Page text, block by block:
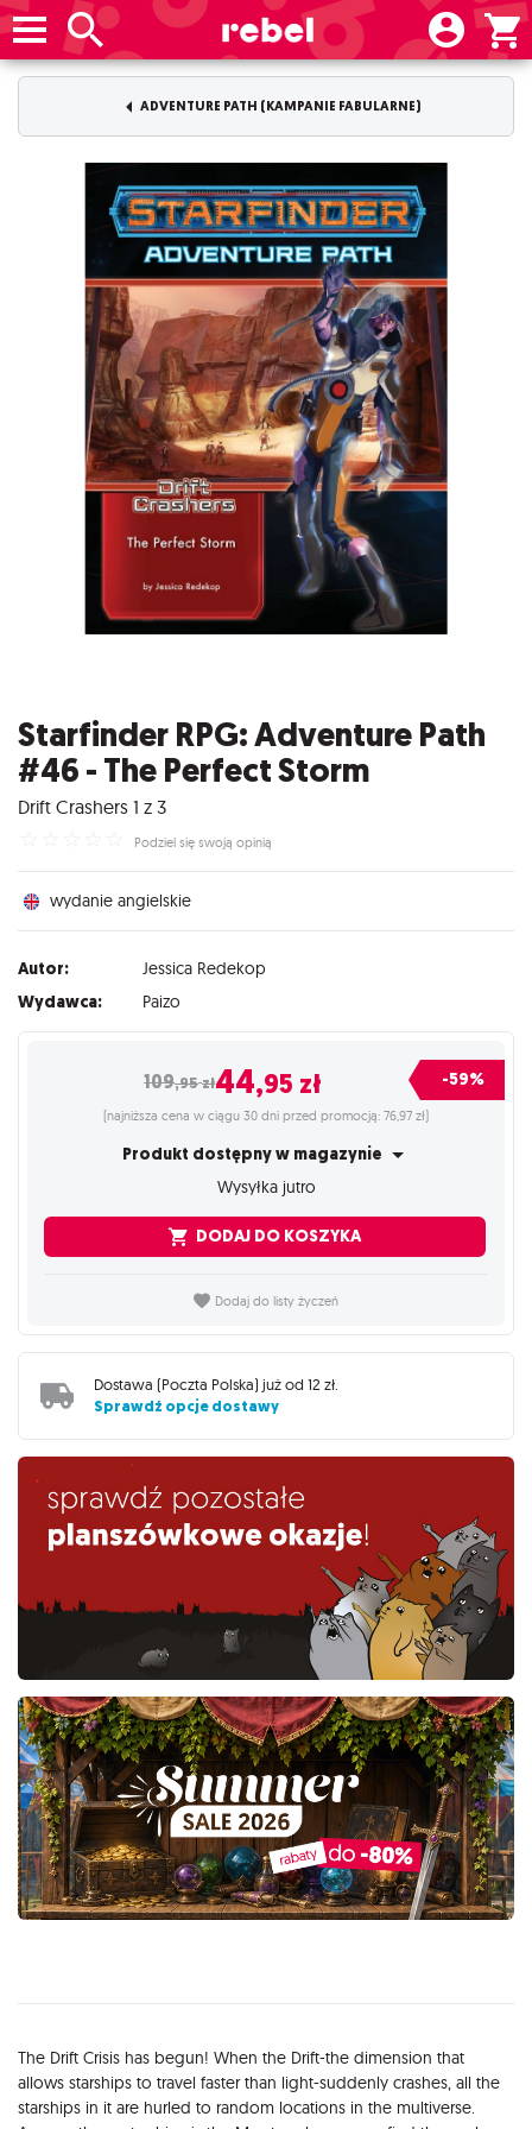
ADVENTURE PATH (KAMPANIE FABULARNE)
Starfinder RPG: Adventure Path
#46 - The Perfect Storm
Drift Crashers 1 z 3
Podziel się swoją opinią
wydanie angielskie
Autor: Jessica Redekop
Wydawca: Paizo
109,95zł44,95 zł -59%
(najniższa cena w ciągu 30 dni przed promocją: 76,97 zł)
Produkt dostępny w magazynie
Wysyłka jutro
DODAJ DO KOSZYKA
Dodaj do listy życzeń
Dostawa (Poczta Polska) już od 12 zł.
Sprawdź opcje dostawy
Opis
The Drift Crisis has begun! When the Drift-the dimension that
allows starships to travel faster than light-suddenly crashes, all the
starships in it are hurled to random locations in the multiverse.